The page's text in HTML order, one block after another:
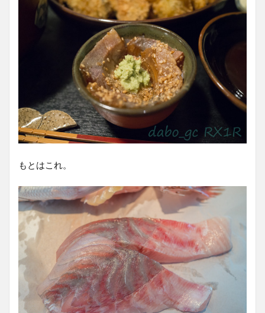
もとはこれ。